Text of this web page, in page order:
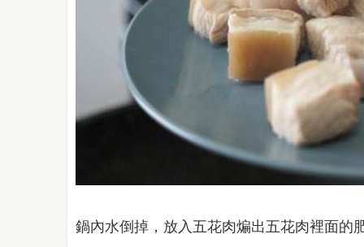
鍋內水倒掉，放入五花肉煸出五花肉裡面的